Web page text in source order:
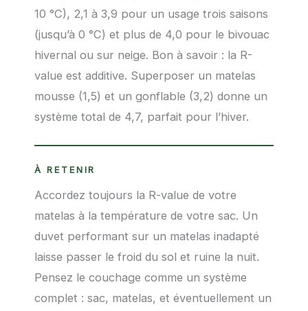
10 °C), 2,1 à 3,9 pour un usage trois saisons
(jusqu’à 0 °C) et plus de 4,0 pour le bivouac
hivernal ou sur neige. Bon à savoir : la R-
value est additive. Superposer un matelas
mousse (1,5) et un gonflable (3,2) donne un
système total de 4,7, parfait pour l’hiver.
À RETENIR
Accordez toujours la R-value de votre
matelas à la température de votre sac. Un
duvet performant sur un matelas inadapté
laisse passer le froid du sol et ruine la nuit.
Pensez le couchage comme un système
complet : sac, matelas, et éventuellement un